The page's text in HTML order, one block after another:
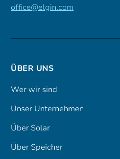
office@elgin.com
ÜBER UNS
Wer wir sind
Unser Unternehmen
Über Solar
Über Speicher